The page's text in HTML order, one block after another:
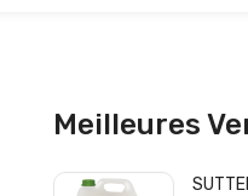
Meilleures